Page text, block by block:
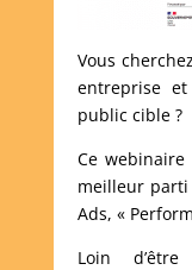
Vous
entreprise
public cible ?
Ce
meilleur parti
Ads, «
Loin